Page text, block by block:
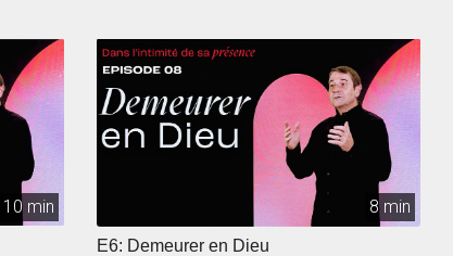
10 min 8 min
E6: Demeurer en Dieu